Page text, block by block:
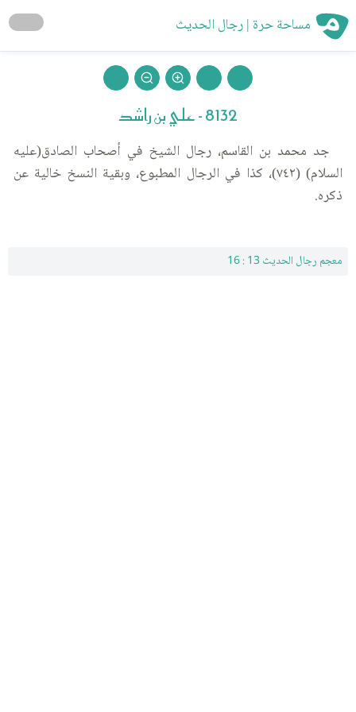
مساحة حرة | رجال الحديث
8132 - علي بن راشد
جد محمد بن القاسم، رجال الشيخ في أصحاب الصادق(عليه
السلام) (٧٤٢)، كذا في الرجال المطبوع، وبقية النسخ خالية عن
ذكره.
معجم رجال الحديث 13 : 16